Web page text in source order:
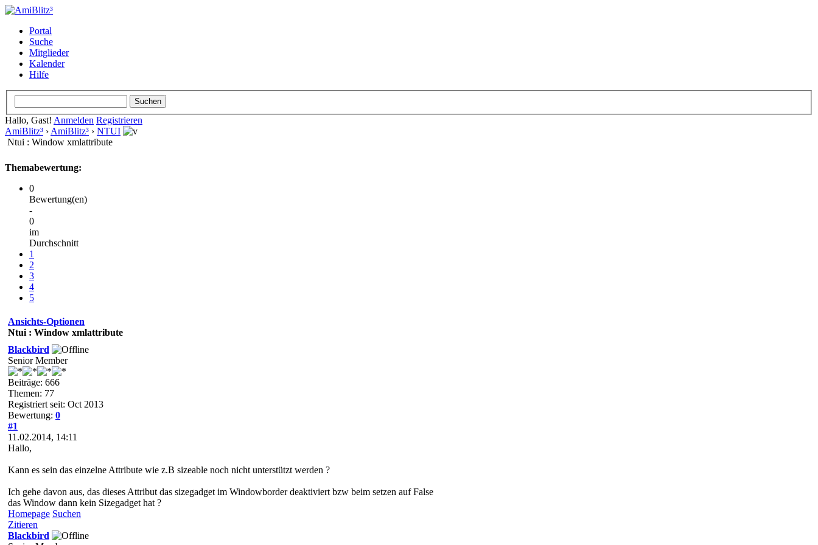
Portal
Suche
Mitglieder
Kalender
Hilfe
Hallo, Gast! Anmelden Registrieren
AmiBlitz³ › AmiBlitz³ › NTUI
Ntui : Window xmlattribute
Themabewertung:
0
Bewertung(en)
-
0
im
Durchschnitt
1
2
3
4
5
Ansichts-Optionen
Ntui : Window xmlattribute
Blackbird
Senior Member
Beiträge: 666
Themen: 77
Registriert seit: Oct 2013
Bewertung: 0
#1
11.02.2014, 14:11
Hallo,
Kann es sein das einzelne Attribute wie z.B sizeable noch nicht unterstützt werden ?
Ich gehe davon aus, das dieses Attribut das sizegadget im Windowborder deaktiviert bzw beim setzen auf False
das Window dann kein Sizegadget hat ?
Homepage Suchen
Zitieren
Blackbird